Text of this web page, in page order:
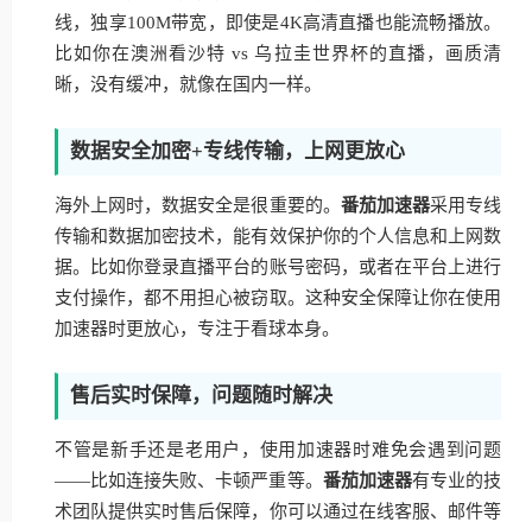
线，独享100M带宽，即使是4K高清直播也能流畅播放。
比如你在澳洲看沙特 vs 乌拉圭世界杯的直播，画质清
晰，没有缓冲，就像在国内一样。
数据安全加密+专线传输，上网更放心
海外上网时，数据安全是很重要的。 番茄加速器采用专线
传输和数据加密技术，能有效保护你的个人信息和上网数
据。比如你登录直播平台的账号密码，或者在平台上进行
支付操作，都不用担心被窃取。这种安全保障让你在使用
加速器时更放心，专注于看球本身。
售后实时保障，问题随时解决
不管是新手还是老用户，使用加速器时难免会遇到问题
——比如连接失败、卡顿严重等。 番茄加速器有专业的技
术团队提供实时售后保障，你可以通过在线客服、邮件等